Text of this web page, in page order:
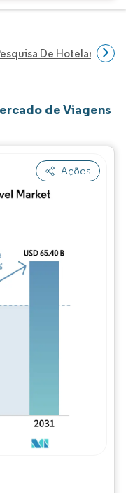
De Hotelaria E
de Viagens
Ações